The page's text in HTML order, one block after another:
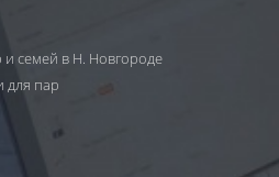
и семей в Н. Новгороде
для пар